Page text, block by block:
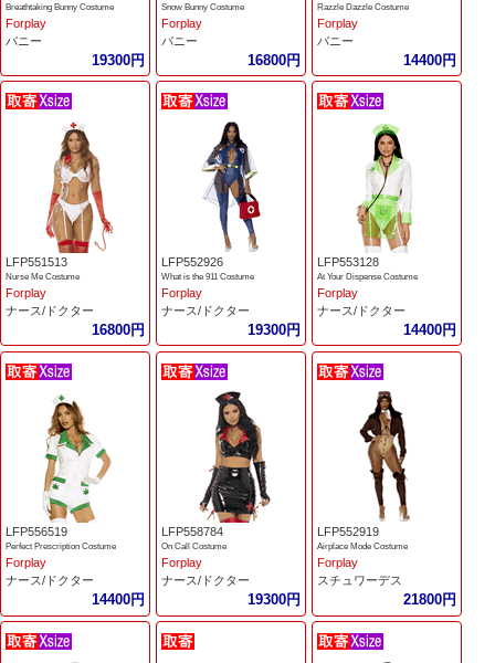
Breathtaking Bunny Costume
Forplay
バニー
19300円
Snow Bunny Costume
Forplay
バニー
16800円
Razzle Dazzle Costume
Forplay
バニー
14400円
LFP551513
Nurse Me Costume
Forplay
ナース/ドクター
16800円
LFP552926
What is the 911 Costume
Forplay
ナース/ドクター
19300円
LFP553128
At Your Dispense Costume
Forplay
ナース/ドクター
14400円
LFP556519
Perfect Prescription Costume
Forplay
ナース/ドクター
14400円
LFP558784
On Call Costume
Forplay
ナース/ドクター
19300円
LFP552919
Airplace Mode Costume
Forplay
スチュワーデス
21800円